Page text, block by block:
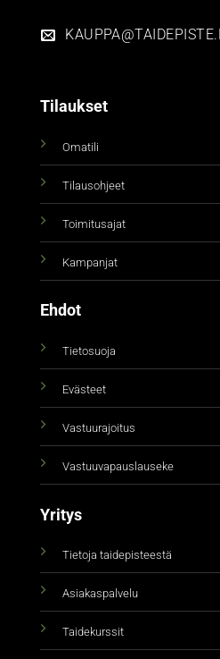
Tilaukset
Omatili
Tilausohjeet
Toimitusajat
Kampanjat
Ehdot
Tietosuoja
Evästeet
Vastuurajoitus
Vastuuvapauslauseke
Yritys
Tietoja taidepisteestä
Asiakaspalvelu
Taidekurssit